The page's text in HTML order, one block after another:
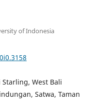
of Indonesia
West Bali
Satwa, Taman